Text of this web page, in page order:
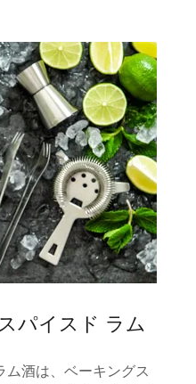
パイスド ラム
ム酒は、ベーキングス